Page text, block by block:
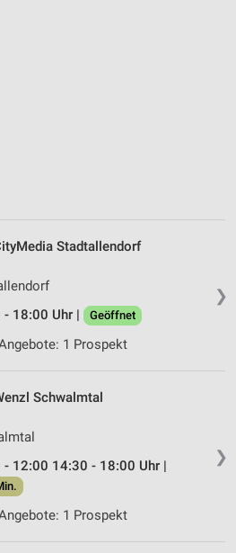
❯
Stadtallendorf
18:00 Uhr |
Geöffnet
1 Prospekt
❯
Schwalmtal
- 12:00 14:30 - 18:00 Uhr |
1 Prospekt